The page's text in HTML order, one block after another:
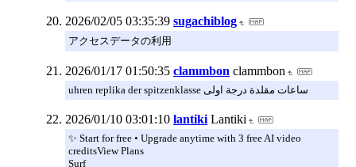
2026/02/05 03:35:39 sugachiblog
アクセスデータの利用
2026/01/17 01:50:35 clammbon clammbon
uhren replika der spitzenklasse ساعات مقلدة درجة اولى
2026/01/10 03:01:10 lantiki Lantiki
✨ Start for free • Upgrade anytime with 3 free AI video
creditsView Plans
Surf